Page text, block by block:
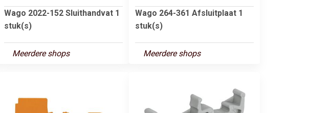
Wago 2022-152 Sluithandvat 1
stuk(s)
Meerdere shops
Wago 264-361 Afsluitplaat 1
stuk(s)
Meerdere shops